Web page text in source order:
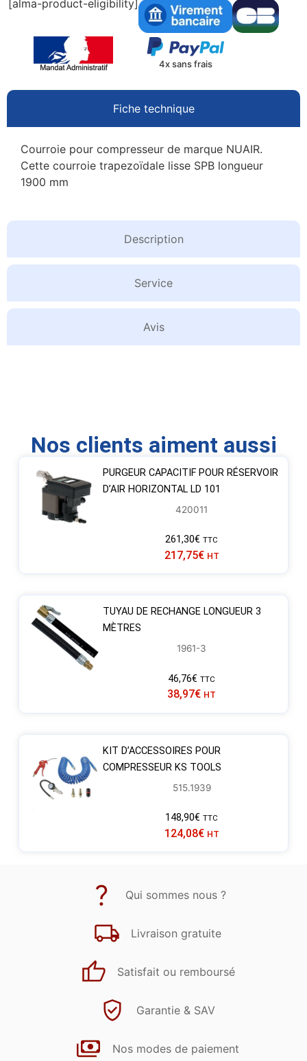
[alma-product-eligibility]
4x sans frais
Fiche technique
Description
Service
Avis
Courroie pour compresseur de marque NUAIR.
Cette courroie trapezoïdale lisse SPB longueur
1900 mm
Nos clients aiment aussi
PURGEUR CAPACITIF POUR RÉSERVOIR
D’AIR HORIZONTAL LD 101
420011
261,30€ TTC
217,75€ HT
TUYAU DE RECHANGE LONGUEUR 3
MÈTRES
1961-3
46,76€ TTC
38,97€ HT
KIT D’ACCESSOIRES POUR
COMPRESSEUR KS TOOLS
515.1939
148,90€ TTC
124,08€ HT
Qui sommes nous ?
Livraison gratuite
Satisfait ou remboursé
Garantie & SAV
Nos modes de paiement